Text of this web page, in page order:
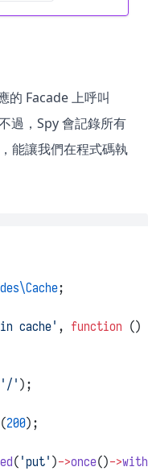
的 Facade 上呼叫
過，Spy 會記錄所有
能讓我們在程式碼執
;
cache' , function ()
'/' );
(200);
( 'put' )->once()->with